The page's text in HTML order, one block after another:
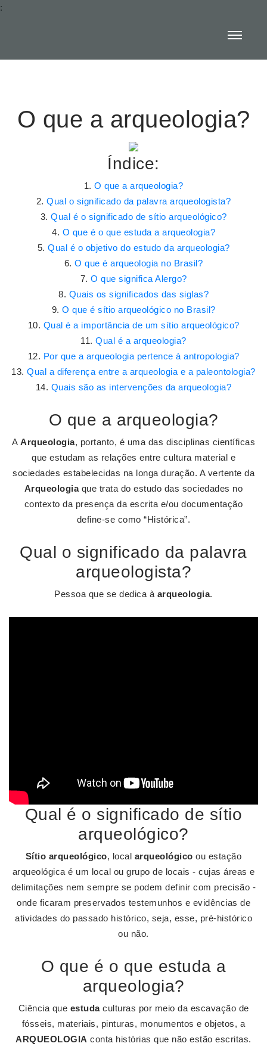
:
O que a arqueologia?
Índice:
O que a arqueologia?
Qual o significado da palavra arqueologista?
Qual é o significado de sítio arqueológico?
O que é o que estuda a arqueologia?
Qual é o objetivo do estudo da arqueologia?
O que é arqueologia no Brasil?
O que significa Alergo?
Quais os significados das siglas?
O que é sítio arqueológico no Brasil?
Qual é a importância de um sítio arqueológico?
Qual é a arqueologia?
Por que a arqueologia pertence à antropologia?
Qual a diferença entre a arqueologia e a paleontologia?
Quais são as intervenções da arqueologia?
O que a arqueologia?
A Arqueologia, portanto, é uma das disciplinas científicas
que estudam as relações entre cultura material e
sociedades estabelecidas na longa duração. A vertente da
Arqueologiaque trata do estudo das sociedades no
contexto da presença da escrita e/ou documentação
define-se como “Histórica”.
Qual o significado da palavra
arqueologista?
Pessoa que se dedica à arqueologia.
Qual é o significado de sítio
arqueológico?
Sítio arqueológico, local arqueológico ou estação
arqueológica é um local ou grupo de locais - cujas áreas e
delimitações nem sempre se podem definir com precisão -
onde ficaram preservados testemunhos e evidências de
atividades do passado histórico, seja, esse, pré-histórico
ou não.
O que é o que estuda a
arqueologia?
Ciência que estudaculturas por meio da escavação de
fósseis, materiais, pinturas, monumentos e objetos, a
ARQUEOLOGIA conta histórias que não estão escritas.